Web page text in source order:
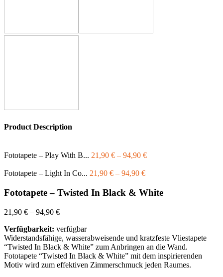
Product Description
Fototapete – Play With B... 21,90 € – 94,90 €
Fototapete – Light In Co... 21,90 € – 94,90 €
Fototapete – Twisted In Black & White
21,90 € – 94,90 €
Verfügbarkeit: verfügbar
Widerstandsfähige, wasserabweisende und kratzfeste Vliestapete
“Twisted In Black & White” zum Anbringen an die Wand.
Fototapete “Twisted In Black & White” mit dem inspirierenden
Motiv wird zum effektiven Zimmerschmuck jeden Raumes.